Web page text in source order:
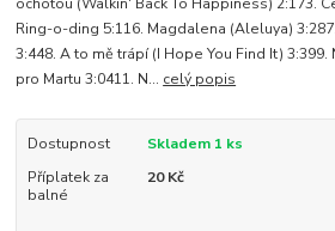
Ring-o-ding 5:116. Magdalena (Aleluya)
3:448. A to mě trápí (I Hope You Find It)
pro Martu 3:0411. N... celý popis
Dostupnost
Skladem 1 ks
Příplatek za
balné
20 Kč